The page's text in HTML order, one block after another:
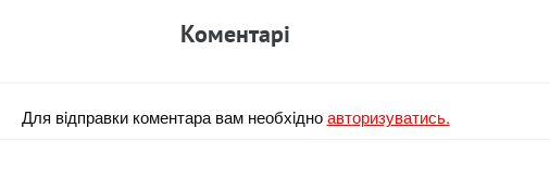
Коментарi
Для вiдправки коментара вам необхiдноавторизуватись.